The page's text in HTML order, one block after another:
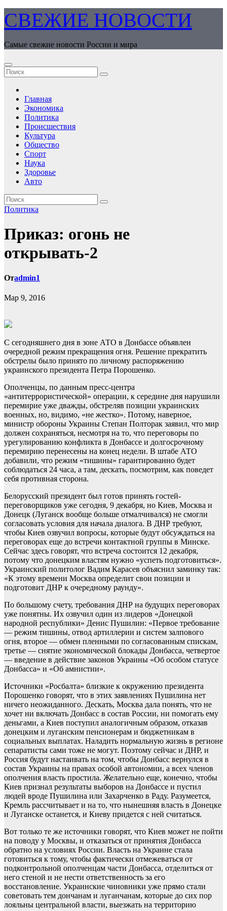
Перейти
к
содержимому
СВЕЖИЕ НОВОСТИ
Самые свежие новости России и мира
Главная
Экономика
Политика
Происшествия
Культура
Общество
Спорт
Наука
Здоровье
Авто
Политика
Приказ: огонь не
открывать-2
Отadmin1
Мар 9, 2016
С сегодняшнего дня в зоне АТО в Донбассе объявлен
очередной режим прекращения огня. Решение прекратить
обстрелы было принято по личному распоряжению
украинского президента Петра Порошенко.
Ополченцы, по данным пресс-центра
«антитеррористической» операции, к середине дня нарушили
перемирие уже дважды, обстреляв позиции украинских
военных, но, видимо, «не жестко». Потому, наверное,
министр обороны Украины Степан Полторак заявил, что мир
должен сохраняться, несмотря на то, что переговоры по
урегулированию конфликта в Донбассе и долгосрочному
перемирию перенесены на конец недели. В штабе АТО
добавили, что режим «тишины» гарантированно будет
соблюдаться 24 часа, а там, дескать, посмотрим, как поведет
себя противная сторона.
Белорусский президент был готов принять гостей-
переговорщиков уже сегодня, 9 декабря, но Киев, Москва и
Донецк (Луганск вообще больше отмалчивался) не смогли
согласовать условия для начала диалога. В ДНР требуют,
чтобы Киев озвучил вопросы, которые будут обсуждаться на
переговорах еще до встречи контактной группы в Минске.
Сейчас здесь говорят, что встреча состоится 12 декабря,
потому что донецким властям нужно «успеть подготовиться».
Украинский политолог Вадим Карасев объяснил заминку так:
«К этому времени Москва определит свои позиции и
подготовит ДНР к очередному раунду».
По большому счету, требования ДНР на будущих переговорах
уже понятны. Их озвучил один из лидеров «Донецкой
народной республики» Денис Пушилин: «Первое требование
— режим тишины, отвод артиллерии и систем залпового
огня, второе — обмен пленными по согласованным спискам,
третье — снятие экономической блокады Донбасса, четвертое
— введение в действие законов Украины «Об особом статусе
Донбасса» и «Об амнистии».
Источники «Росбалта» близкие к окружению президента
Порошенко говорят, что в этих заявлениях Пушилина нет
ничего неожиданного. Дескать, Москва дала понять, что не
хочет ни включать Донбасс в состав России, ни помогать ему
деньгами, а Киев поступил аналогичным образом, отказав
донецким и луганским пенсионерам и бюджетникам в
социальных выплатах. Наладить нормальную жизнь в регионе
сепаратисты сами тоже не могут. Поэтому сейчас и ДНР, и
Россия будут настаивать на том, чтобы Донбасс вернулся в
состав Украины на правах особой автономии, а всех членов
ополчения власть простила. Желательно еще, конечно, чтобы
Киев признал результаты выборов на Донбассе и пустил
людей вроде Пушилина или Захарченко в Раду. Разумеется,
Кремль рассчитывает и на то, что нынешняя власть в Донецке
и Луганске останется, и Киеву придется с ней считаться.
Вот только те же источники говорят, что Киев может не пойти
на поводу у Москвы, и отказаться от принятия Донбасса
обратно на условиях России. Власть на Украине стала
готовиться к тому, чтобы фактически отмежеваться от
подконтрольной ополченцам части Донбасса, отделиться от
него стеной и не нести ответственность за его
восстановление. Украинские чиновники уже прямо стали
советовать тем дончанам и луганчанам, которые до сих пор
лояльны центральной власти, выезжать на территорию